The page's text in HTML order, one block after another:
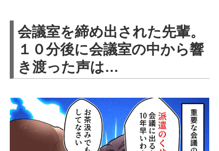
会議室を締め出された先輩。
１０分後に会議室の中から響
き渡った声は…